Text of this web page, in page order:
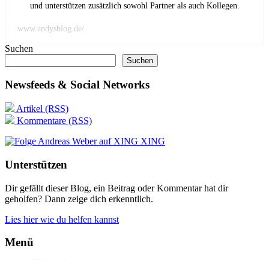
und unterstützen zusätzlich sowohl Partner als auch Kollegen.
www.andysblog.de/
Suchen
Suchen
Newsfeeds & Social Networks
Artikel (RSS)
Kommentare (RSS)
XING
Unterstützen
Dir gefällt dieser Blog, ein Beitrag oder Kommentar hat dir
geholfen? Dann zeige dich erkenntlich.
Lies hier wie du helfen kannst
Menü